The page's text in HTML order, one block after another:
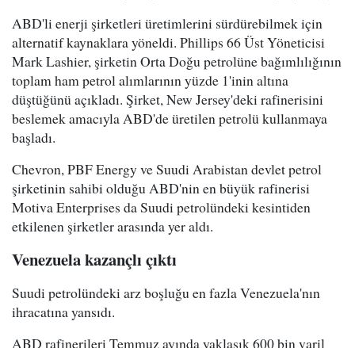
ABD'li enerji şirketleri üretimlerini sürdürebilmek için
alternatif kaynaklara yöneldi. Phillips 66 Üst Yöneticisi
Mark Lashier, şirketin Orta Doğu petrolüne bağımlılığının
toplam ham petrol alımlarının yüzde 1'inin altına
düştüğünü açıkladı. Şirket, New Jersey'deki rafinerisini
beslemek amacıyla ABD'de üretilen petrolü kullanmaya
başladı.
Chevron, PBF Energy ve Suudi Arabistan devlet petrol
şirketinin sahibi olduğu ABD'nin en büyük rafinerisi
Motiva Enterprises da Suudi petrolündeki kesintiden
etkilenen şirketler arasında yer aldı.
Venezuela kazançlı çıktı
Suudi petrolündeki arz boşluğu en fazla Venezuela'nın
ihracatına yansıdı.
ABD rafinerileri Temmuz ayında yaklaşık 600 bin varil